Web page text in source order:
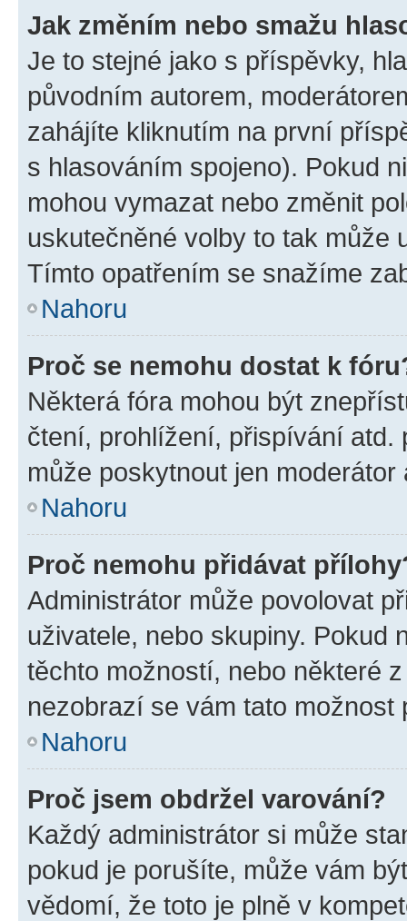
Jak změním nebo smažu
Je to stejné jako s příspěvky,
původním autorem,
zahájíte kliknutím na první
s hlasováním spojeno). Pokud
mohou vymazat nebo změnit
uskutečněné volby to tak může
Tímto opatřením se snažíme
Nahoru
Proč se nemohu dostat k
Některá fóra mohou být
čtení, prohlížení, přispívání atd.
může poskytnout jen
Nahoru
Proč nemohu přidávat
Administrátor může povolovat
uživatele, nebo skupiny. Pokud
těchto možností, nebo některé
nezobrazí se vám tato
Nahoru
Proč jsem obdržel varování?
Každý administrátor si může
pokud je porušíte, může vám
vědomí, že toto je plně v